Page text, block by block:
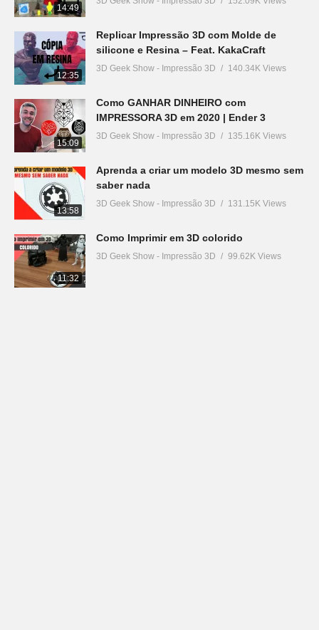
14:49
12:35
Replicar Impressão 3D com Molde de
silicone e Resina – Feat. KakaCraft
3D Geek Show - Impressão 3D 140.34K Views
15:09
Como GANHAR DINHEIRO com
IMPRESSORA 3D em 2020 | Ender 3
3D Geek Show - Impressão 3D 135.16K Views
13:58
Aprenda a criar um modelo 3D mesmo sem
saber nada
3D Geek Show - Impressão 3D 131.15K Views
11:32
Como Imprimir em 3D colorido
3D Geek Show - Impressão 3D 99.62K Views